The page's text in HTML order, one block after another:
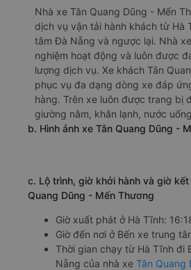
Nhà xe Tân Quang Dũng - Mến
dịch vụ vận tải hành khách từ Hà
tâm Đà Nẵng và ngược lại. Nhà
nghiệm hoạt động và luôn được
lượng dịch vụ. Xe khách Tân
phục vụ đa dạng dòng xe đáp
hàng. Trên xe luôn được trang bị
giường nằm, khăn lạnh, nước
b. Hình ảnh xe Tân Quang Dũng -
c. Lộ trình, giờ khởi hành và giờ
Quang Dũng - Mến Thương
Giờ xuất phát ở Hà Tĩnh:
Giờ đến nơi ở Bến xe trung
Thời gian chạy từ Hà Tĩnh đi
Nẵng của nhà xe Tân Quang